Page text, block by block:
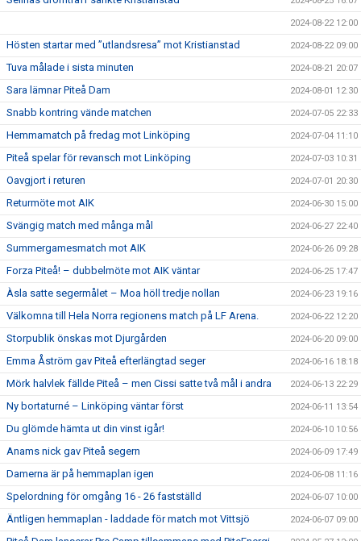
2024-08-22 12:00
Hösten startar med ”utlandsresa” mot Kristianstad 2024-08-22 09:00
Tuva målade i sista minuten 2024-08-21 20:07
Sara lämnar Piteå Dam 2024-08-01 12:30
Snabb kontring vände matchen 2024-07-05 22:33
Hemmamatch på fredag mot Linköping 2024-07-04 11:10
Piteå spelar för revansch mot Linköping 2024-07-03 10:31
Oavgjort i returen 2024-07-01 20:30
Returmöte mot AIK 2024-06-30 15:00
Svängig match med många mål 2024-06-27 22:40
Summergamesmatch mot AIK 2024-06-26 09:28
Forza Piteå! – dubbelmöte mot AIK väntar 2024-06-25 17:47
Àsla satte segermålet – Moa höll tredje nollan 2024-06-23 19:16
Välkomna till Hela Norra regionens match på LF Arena. 2024-06-22 12:20
Storpublik önskas mot Djurgården 2024-06-20 09:00
Emma Åström gav Piteå efterlängtad seger 2024-06-16 18:18
Mörk halvlek fällde Piteå – men Cissi satte två mål i andra 2024-06-13 22:29
Ny bortaturné – Linköping väntar först 2024-06-11 13:54
Du glömde hämta ut din vinst igår! 2024-06-10 10:56
Anams nick gav Piteå segern 2024-06-09 17:49
Damerna är på hemmaplan igen 2024-06-08 11:16
Spelordning för omgång 16 - 26 fastställd 2024-06-07 10:00
Äntligen hemmaplan - laddade för match mot Vittsjö 2024-06-07 09:00